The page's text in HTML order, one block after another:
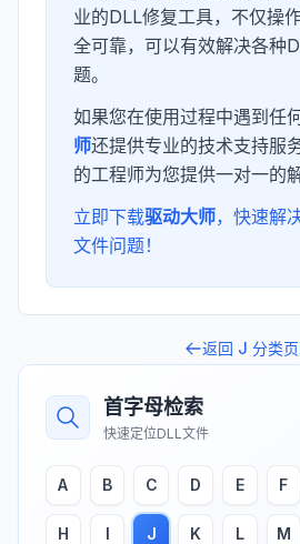
业的DLL修复工具，不仅操
全可靠，可以有效解决各种
题。
如果您在使用过程中遇到任
师还提供专业的技术支持服
的工程师为您提供一对一的
立即下载驱动大师，快速解
文件问题！
返回 J 分类
首字母检索
快速定位DLL文件
A B C D E F
H I J K L M